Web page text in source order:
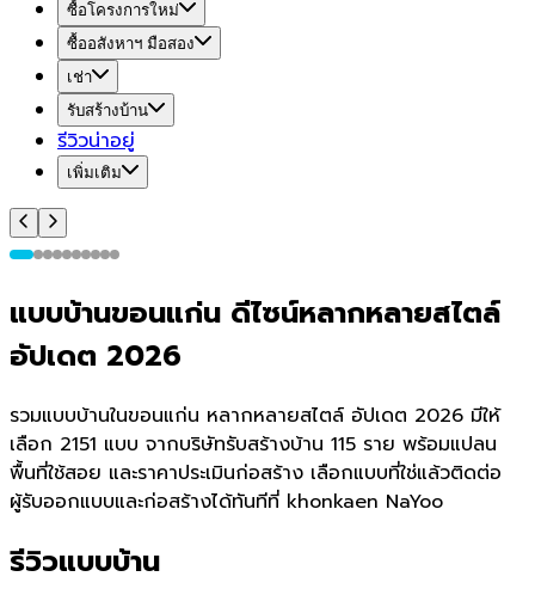
ซื้อโครงการใหม่
ซื้ออสังหาฯ มือสอง
เช่า
รับสร้างบ้าน
รีวิวน่าอยู่
เพิ่มเติม
แบบบ้านขอนแก่น ดีไซน์หลากหลายสไตล์
อัปเดต 2026
รวมแบบบ้านในขอนแก่น หลากหลายสไตล์ อัปเดต 2026 มีให้
เลือก 2151 แบบ จากบริษัทรับสร้างบ้าน 115 ราย พร้อมแปลน
พื้นที่ใช้สอย และราคาประเมินก่อสร้าง เลือกแบบที่ใช่แล้วติดต่อ
ผู้รับออกแบบและก่อสร้างได้ทันทีที่ khonkaen NaYoo
รีวิวแบบบ้าน